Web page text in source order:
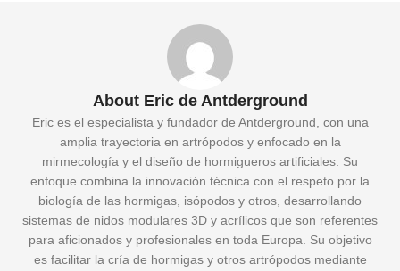
About Eric de Antderground
Eric es el especialista y fundador de Antderground, con una
amplia trayectoria en artrópodos y enfocado en la
mirmecología y el diseño de hormigueros artificiales. Su
enfoque combina la innovación técnica con el respeto por la
biología de las hormigas, isópodos y otros, desarrollando
sistemas de nidos modulares 3D y acrílicos que son referentes
para aficionados y profesionales en toda Europa. Su objetivo
es facilitar la cría de hormigas y otros artrópodos mediante